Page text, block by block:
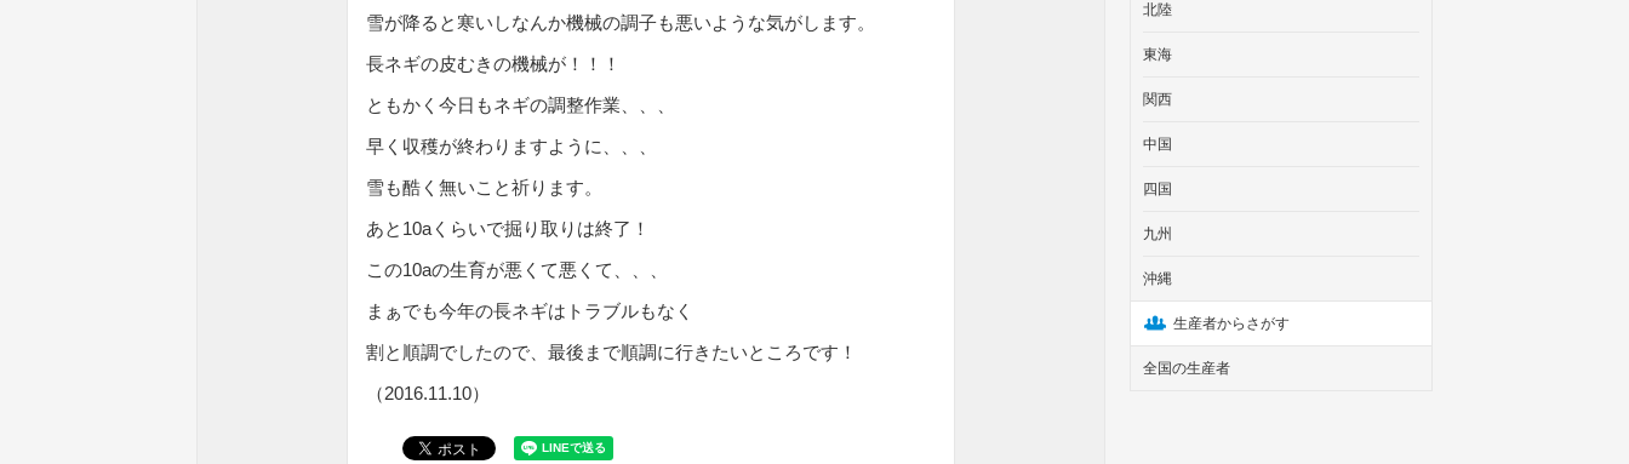
雪が降ると寒いしなんか機械の調子も悪いような気がします。
長ネギの皮むきの機械が！！！
ともかく今日もネギの調整作業、、、
早く収穫が終わりますように、、、
雪も酷く無いこと祈ります。
あと10aくらいで掘り取りは終了！
この10aの生育が悪くて悪くて、、、
まぁでも今年の長ネギはトラブルもなく
割と順調でしたので、最後まで順調に行きたいところです！
（2016.11.10）
北陸
東海
関西
中国
四国
九州
沖縄
生産者からさがす
全国の生産者